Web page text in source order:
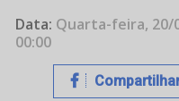
Data: Quarta-feira, 20/
00:00